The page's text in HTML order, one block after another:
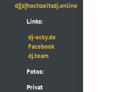
dj[a]hochzeitsdj.online
Links:
dj-ecky.de
Facebook
dj.team
Fotos:
Privat